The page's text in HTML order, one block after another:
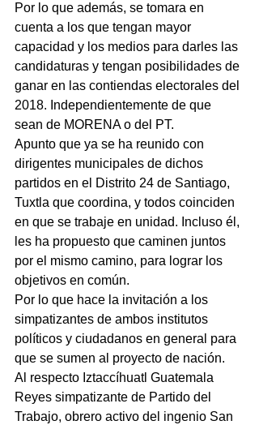
Por lo que además, se tomara en
cuenta a los que tengan mayor
capacidad y los medios para darles las
candidaturas y tengan posibilidades de
ganar en las contiendas electorales del
2018. Independientemente de que
sean de MORENA o del PT.
Apunto que ya se ha reunido con
dirigentes municipales de dichos
partidos en el Distrito 24 de Santiago,
Tuxtla que coordina, y todos coinciden
en que se trabaje en unidad. Incluso él,
les ha propuesto que caminen juntos
por el mismo camino, para lograr los
objetivos en común.
Por lo que hace la invitación a los
simpatizantes de ambos institutos
políticos y ciudadanos en general para
que se sumen al proyecto de nación.
Al respecto Iztaccíhuatl Guatemala
Reyes simpatizante de Partido del
Trabajo, obrero activo del ingenio San